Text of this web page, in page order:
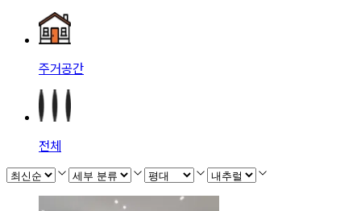
주거공간
전체